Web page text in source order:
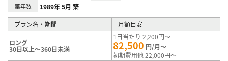
築年数 1989年 5月 築
プラン名・期間 月額目安
ロング
30日以上～360日未満
1日当たり 2,200円～
82,500 円/月～
初期費用他 22,000円～